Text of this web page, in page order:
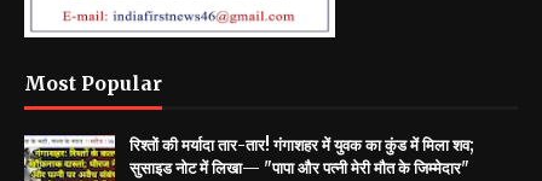
Most Popular
रिश्तों की मर्यादा तार-तार! गंगाशहर में युवक का कुंड में मिला शव;
सुसाइड नोट में लिखा— "पापा और पत्नी मेरी मौत के जिम्मेदार"